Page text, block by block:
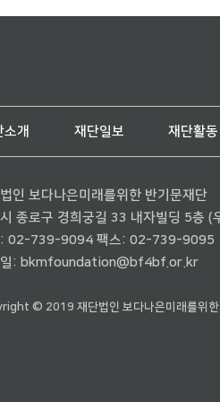
소개 재단일보 재단활동
인 보다나은미래를위한 반기문재단
종로구 경희궁길 33 내자빌딩 5층
02-739-9094 팩스: 02-739-9095
: bkmfoundation@bf4bf.or.kr
© 2019 재단법인 보다나은미래를위